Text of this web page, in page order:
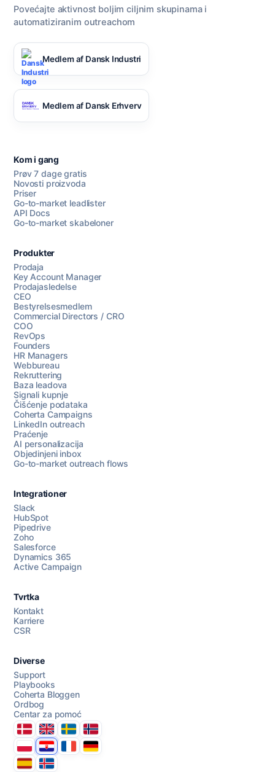
Razgovarajte s nama
Povećajte aktivnost boljim ciljnim skupinama i
automatiziranim outreachom
Medlem af Dansk Industri
Medlem af Dansk Erhverv
Kom i gang
Prøv 7 dage gratis
Novosti proizvoda
Priser
Go-to-market leadlister
API Docs
Go-to-market skabeloner
Produkter
Prodaja
Key Account Manager
Prodajasledelse
CEO
Bestyrelsesmedlem
Commercial Directors / CRO
COO
RevOps
Founders
HR Managers
Webbureau
Rekruttering
Baza leadova
Signali kupnje
Čišćenje podataka
Coherta Campaigns
LinkedIn outreach
Praćenje
AI personalizacija
Objedinjeni inbox
Go-to-market outreach flows
Integrationer
Slack
HubSpot
Pipedrive
Zoho
Salesforce
Dynamics 365
Active Campaign
Tvrtka
Kontakt
Karriere
CSR
Diverse
Support
Playbooks
Coherta Bloggen
Ordbog
Centar za pomoć
DanmarkUnited Kingdom
SverigeNorge
PolskaHrvatskaFranceDeutschland
EspanaÍsland